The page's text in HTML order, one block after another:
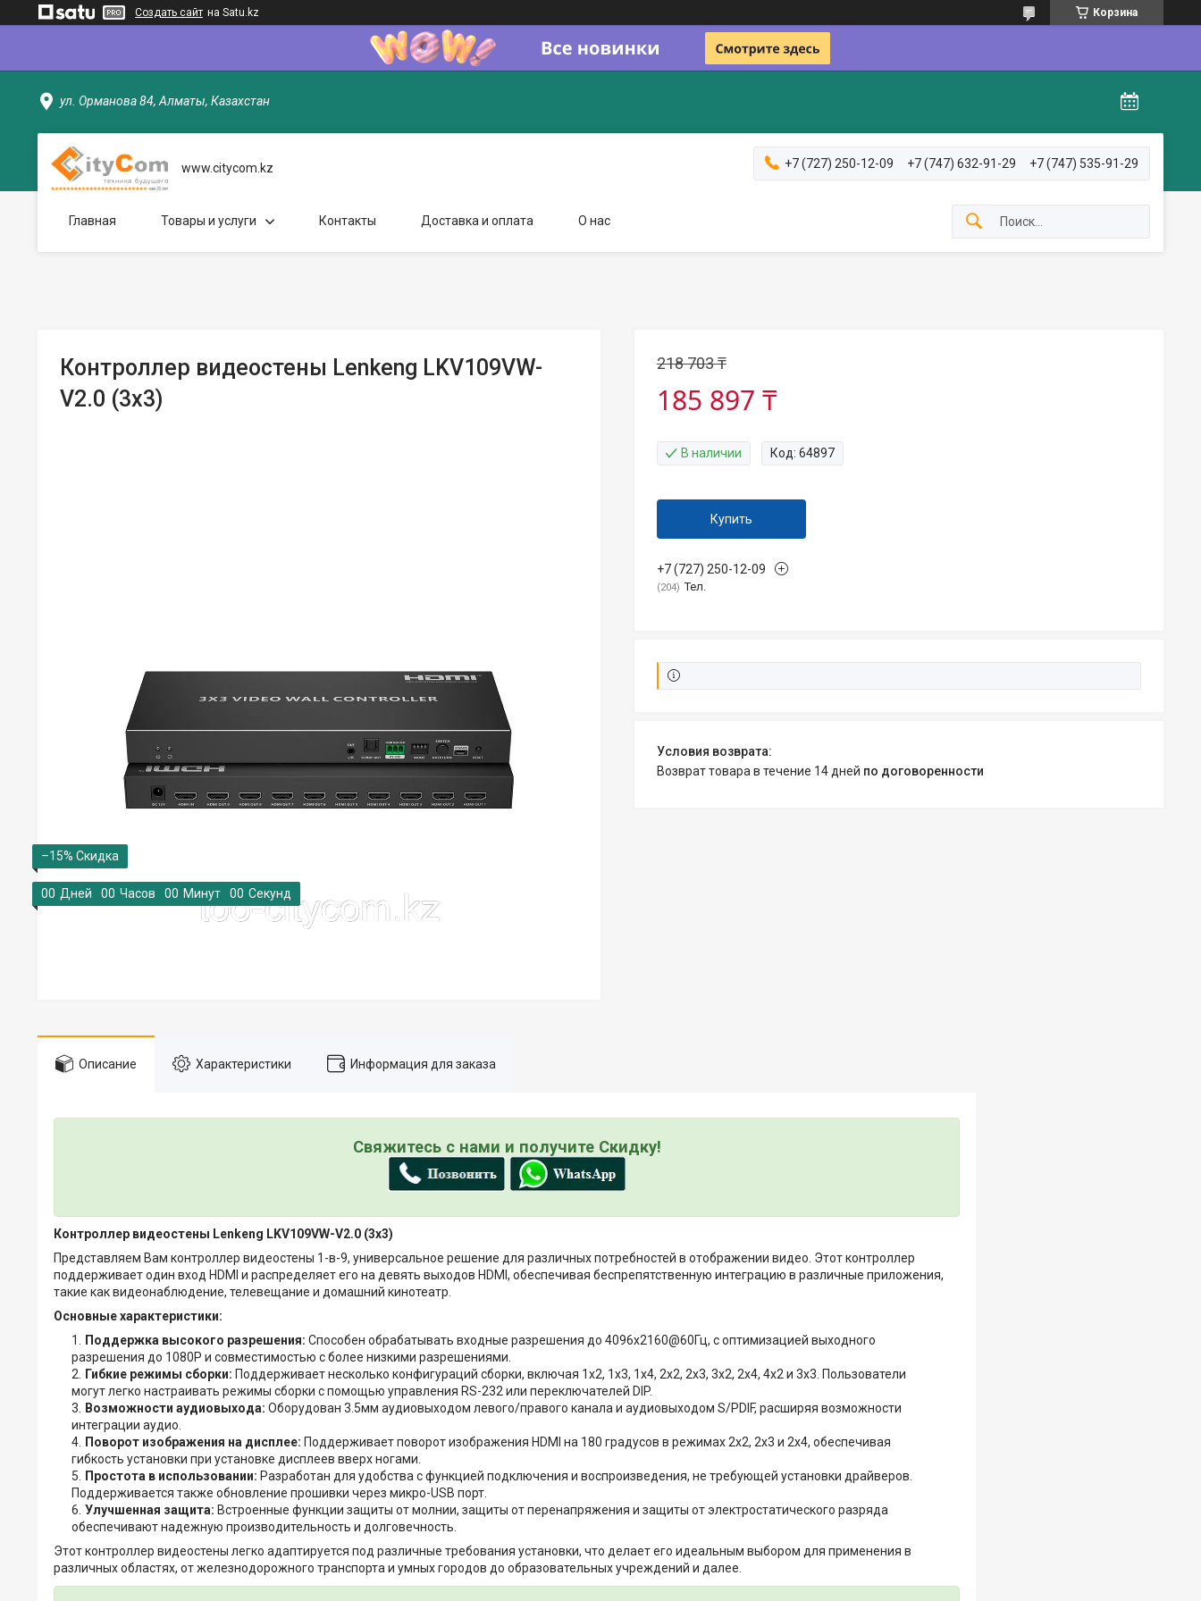
Создать сайт на Satu.kz Корзина
ул. Орманова 84, Алматы, Казахстан
www.citycom.kz +7 (727) 250-12-09 +7 (747) 632-91-29 +7 (747) 535-91-29
Главная Товары и услуги Контакты Доставка и оплата О нас
Контроллер видеостены Lenkeng LKV109VW-
V2.0 (3x3)
–15%
00 Дней 00 Часов 00 Минут 00 Секунд
218 703 ₸
185 897 ₸
В наличии Код: 64897
Купить
+7 (727) 250-12-09
204 Тел.
возврат товара в течение 14 дней по договоренности
Описание Характеристики Информация для заказа
Свяжитесь с нами и получите Скидку!
Контроллер видеостены Lenkeng LKV109VW-V2.0 (3x3)
Представляем Вам контроллер видеостены 1-в-9, универсальное решение для различных потребностей в отображении видео. Этот контроллер
поддерживает один вход HDMI и распределяет его на девять выходов HDMI, обеспечивая беспрепятственную интеграцию в различные приложения,
такие как видеонаблюдение, телевещание и домашний кинотеатр.
Основные характеристики:
Поддержка высокого разрешения: Способен обрабатывать входные разрешения до 4096x2160@60Гц, с оптимизацией выходного
разрешения до 1080P и совместимостью с более низкими разрешениями.
Гибкие режимы сборки: Поддерживает несколько конфигураций сборки, включая 1x2, 1x3, 1x4, 2x2, 2x3, 3x2, 2x4, 4x2 и 3x3. Пользователи
могут легко настраивать режимы сборки с помощью управления RS-232 или переключателей DIP.
Возможности аудиовыхода: Оборудован 3.5мм аудиовыходом левого/правого канала и аудиовыходом S/PDIF, расширяя возможности
интеграции аудио.
Поворот изображения на дисплее: Поддерживает поворот изображения HDMI на 180 градусов в режимах 2x2, 2x3 и 2x4, обеспечивая
гибкость установки при установке дисплеев вверх ногами.
Простота в использовании: Разработан для удобства с функцией подключения и воспроизведения, не требующей установки драйверов.
Поддерживается также обновление прошивки через микро-USB порт.
Улучшенная защита: Встроенные функции защиты от молнии, защиты от перенапряжения и защиты от электростатического разряда
обеспечивают надежную производительность и долговечность.
Этот контроллер видеостены легко адаптируется под различные требования установки, что делает его идеальным выбором для применения в
различных областях, от железнодорожного транспорта и умных городов до образовательных учреждений и далее.